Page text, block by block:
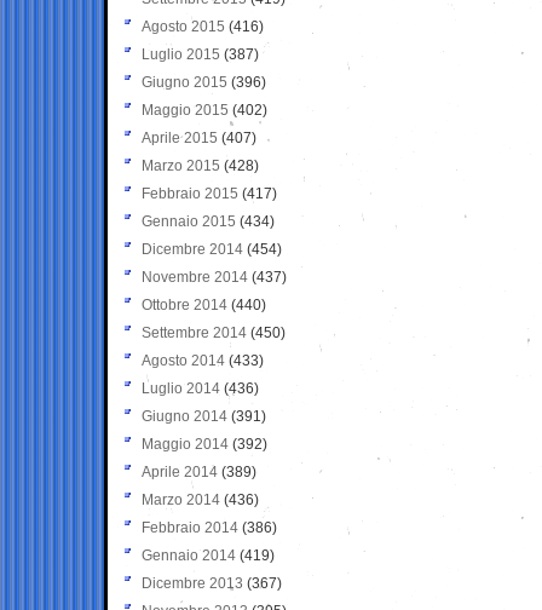
Agosto 2015 (416)
Luglio 2015 (387)
Giugno 2015 (396)
Maggio 2015 (402)
Aprile 2015 (407)
Marzo 2015 (428)
Febbraio 2015 (417)
Gennaio 2015 (434)
Dicembre 2014 (454)
Novembre 2014 (437)
Ottobre 2014 (440)
Settembre 2014 (450)
Agosto 2014 (433)
Luglio 2014 (436)
Giugno 2014 (391)
Maggio 2014 (392)
Aprile 2014 (389)
Marzo 2014 (436)
Febbraio 2014 (386)
Gennaio 2014 (419)
Dicembre 2013 (367)